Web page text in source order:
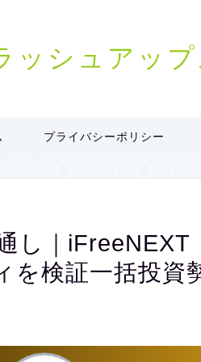
ッシュアッ
プライバシーポリシー
し｜iFreeNEXT
を検証一括投資